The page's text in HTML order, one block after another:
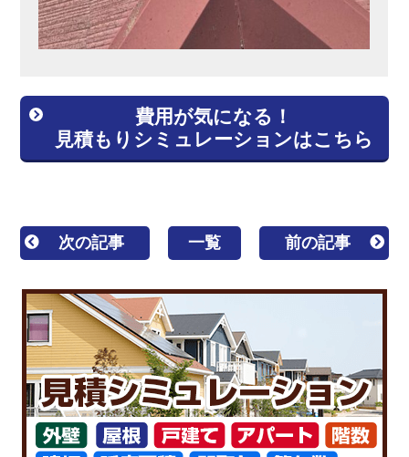
費用が気になる！
見積もりシミュレーションはこちら
次の記事 一覧 前の記事